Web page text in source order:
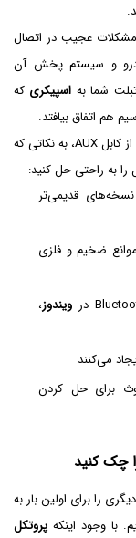
عجیب در اتصال
و سیستم پخش آن
شما به اسپیکری که
هم اتفاق بیافتد.
قبل از دلسرد شدن از بلوتوث و رجعت به روش استفاده از کابل AUX، به نکاتی که
به راحتی حل کنید:
قدیمی‌تر
ضخیم و فلزی
ویندوز،
می‌کنند
برای حل کردن
چک کنید
را برای اولین بار به
با وجود اینکه پروتکل